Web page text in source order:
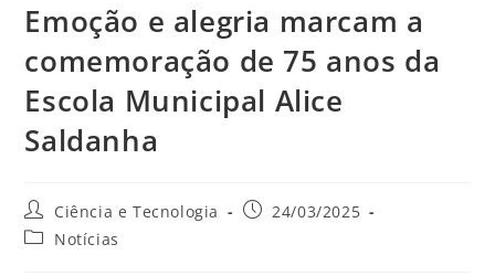
Emoção e alegria marcam a
comemoração de 75 anos da
Escola Municipal Alice
Saldanha
Ciência e Tecnologia
24/03/2025
Notícias